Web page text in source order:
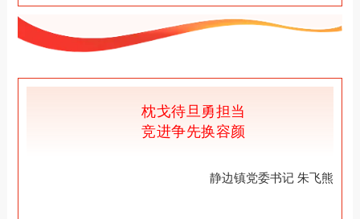
枕戈待旦勇担当
竞进争先换容颜
静边镇党委书记 朱飞熊